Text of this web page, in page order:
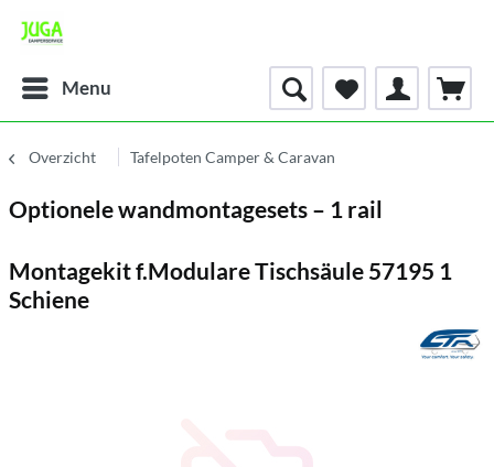
Menu
Overzicht Tafelpoten Camper & Caravan
Optionele wandmontagesets – 1 rail
Montagekit f.Modulare Tischsäule 57195 1
Schiene